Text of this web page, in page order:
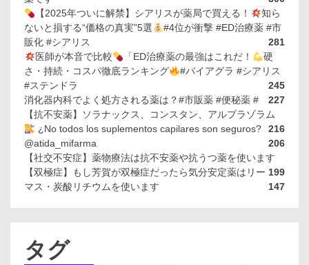
【2025年ついに解禁】シアリスが薬局で買える！
知ら
ないと損する“価格の真実”5選
#4位が衝撃 #ED治療薬 #市
販化 #シアリス
281
医師が本音で比較
「ED治療薬の最強はこれだ！
硬
さ・持続・コスパ徹底ランキング
#バイアグラ #シアリス
#ステンドラ
245
消化器内科でよく処方される薬は？#市販薬 #便秘薬 #
227
【抗不安薬】ソラナックス、コンスタン、アルプラゾラム
216
¿No todos los suplementos capilares son seguros?
@atida_mifarma
206
【社交不安症】薬物療法は抗不安薬や抗うつ薬を使います
199
【双極症】もし芳賀が双極症だったら気分安定薬はリー
マス・炭酸リチウムを使います
147
タグ